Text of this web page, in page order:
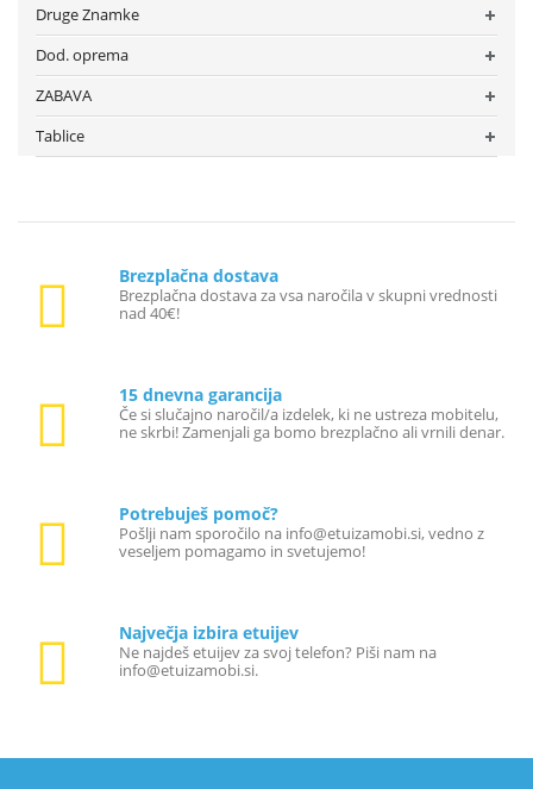
Druge Znamke
Dod. oprema
ZABAVA
Tablice
Brezplačna dostava
Brezplačna dostava za vsa naročila v skupni vrednosti
nad 40€!
15 dnevna garancija
Če si slučajno naročil/a izdelek, ki ne ustreza mobitelu,
ne skrbi! Zamenjali ga bomo brezplačno ali vrnili denar.
Potrebuješ pomoč?
Pošlji nam sporočilo na info@etuizamobi.si, vedno z
veseljem pomagamo in svetujemo!
Največja izbira etuijev
Ne najdeš etuijev za svoj telefon? Piši nam na
info@etuizamobi.si.